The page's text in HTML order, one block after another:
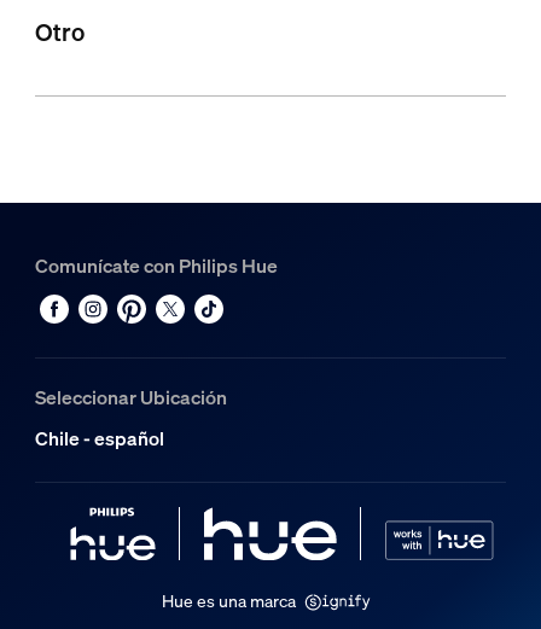
Otro
Comunícate con Philips Hue
Seleccionar Ubicación
Chile - español
Hue es una marca